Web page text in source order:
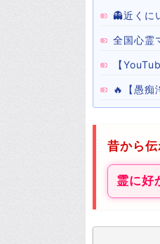
👻近くに
全国心霊
【
🔥【愚痴
昔から
霊に好